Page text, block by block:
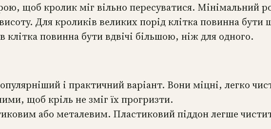
щоб кролик міг вільно пересуватися. Мінімальний
Для кроликів великих порід клітка повинна бути
клітка повинна бути вдвічі більшою, ніж для одного.
і практичний варіант. Вони міцні, легко
щоб кріль не зміг їх прогризти.
або металевим. Пластиковий піддон легше